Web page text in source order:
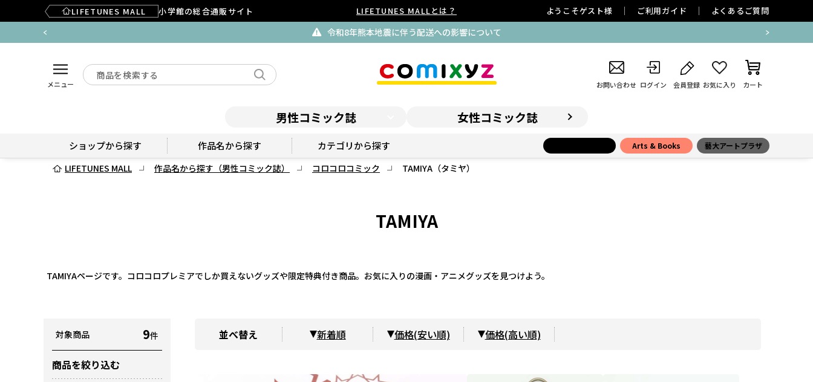
LIFETUNES MALL 小学館の総合通販サイト LIFETUNES MALLとは？ ようこそゲスト様 ご利用ガイド よくあるご質問
令和8年熊本地震に伴う配送への影響について
メニュー お問い合わせ ログイン 会員登録 お気に入り カート
男性コミック誌 女性コミック誌
ショップから探す 作品名から探す カテゴリから探す Arts & Books 藝大アートプラザ
LIFETUNES MALL 作品名から探す（男性コミック誌） コロコロコミック TAMIYA（タミヤ）
TAMIYA
TAMIYAページです。コロコロプレミアでしか買えないグッズや限定特典付き商品。お気に入りの漫画・アニメグッズを見つけよう。
対象商品 9件
商品を絞り込む
並べ替え 新着順 価格(安い順) 価格(高い順)